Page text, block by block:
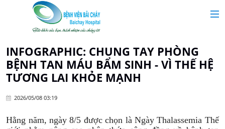
Giới thiệu
Chuyên khoa
INFOGRAPHIC: CHUNG TAY PHÒNG
BỆNH TAN MÁU BẨM SINH - VÌ THẾ HỆ
TƯƠNG LAI KHỎE MẠNH
2026/05/08 03:19
Hằng năm, ngày 8/5 được chọn là Ngày Thalassemia Thế